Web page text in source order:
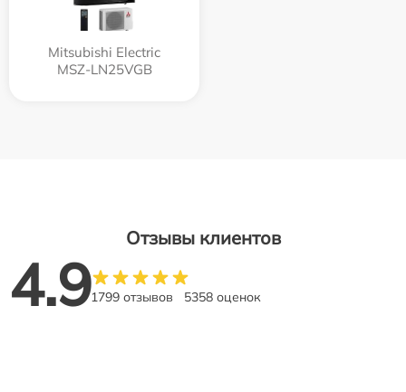
Mitsubishi Electric
MSZ-LN25VGB
Отзывы клиентов
4.91799 отзывов 5358 оценок